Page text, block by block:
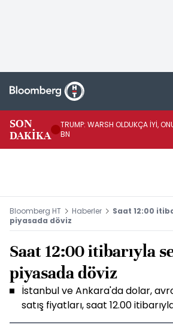
SON
DAKİKA
TRUMP: WARSH OLDUKÇA İYİ,
BN
Bloomberg HT Haberler
Saat 12:00
piyasada döviz
Saat 12:00 itibarıyla
piyasada döviz
İstanbul ve Ankara'da dolar,
satış fiyatları, saat 12.00